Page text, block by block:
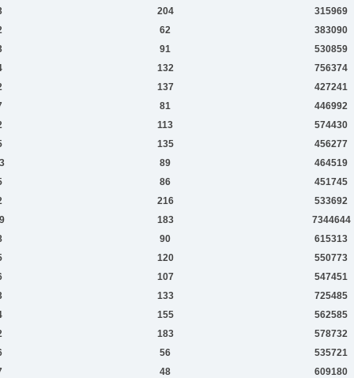
204
315969
62
383090
91
530859
132
756374
137
427241
81
446992
113
574430
135
456277
89
464519
86
451745
216
533692
183
7344644
90
615313
120
550773
107
547451
133
725485
155
562585
183
578732
56
535721
48
609180